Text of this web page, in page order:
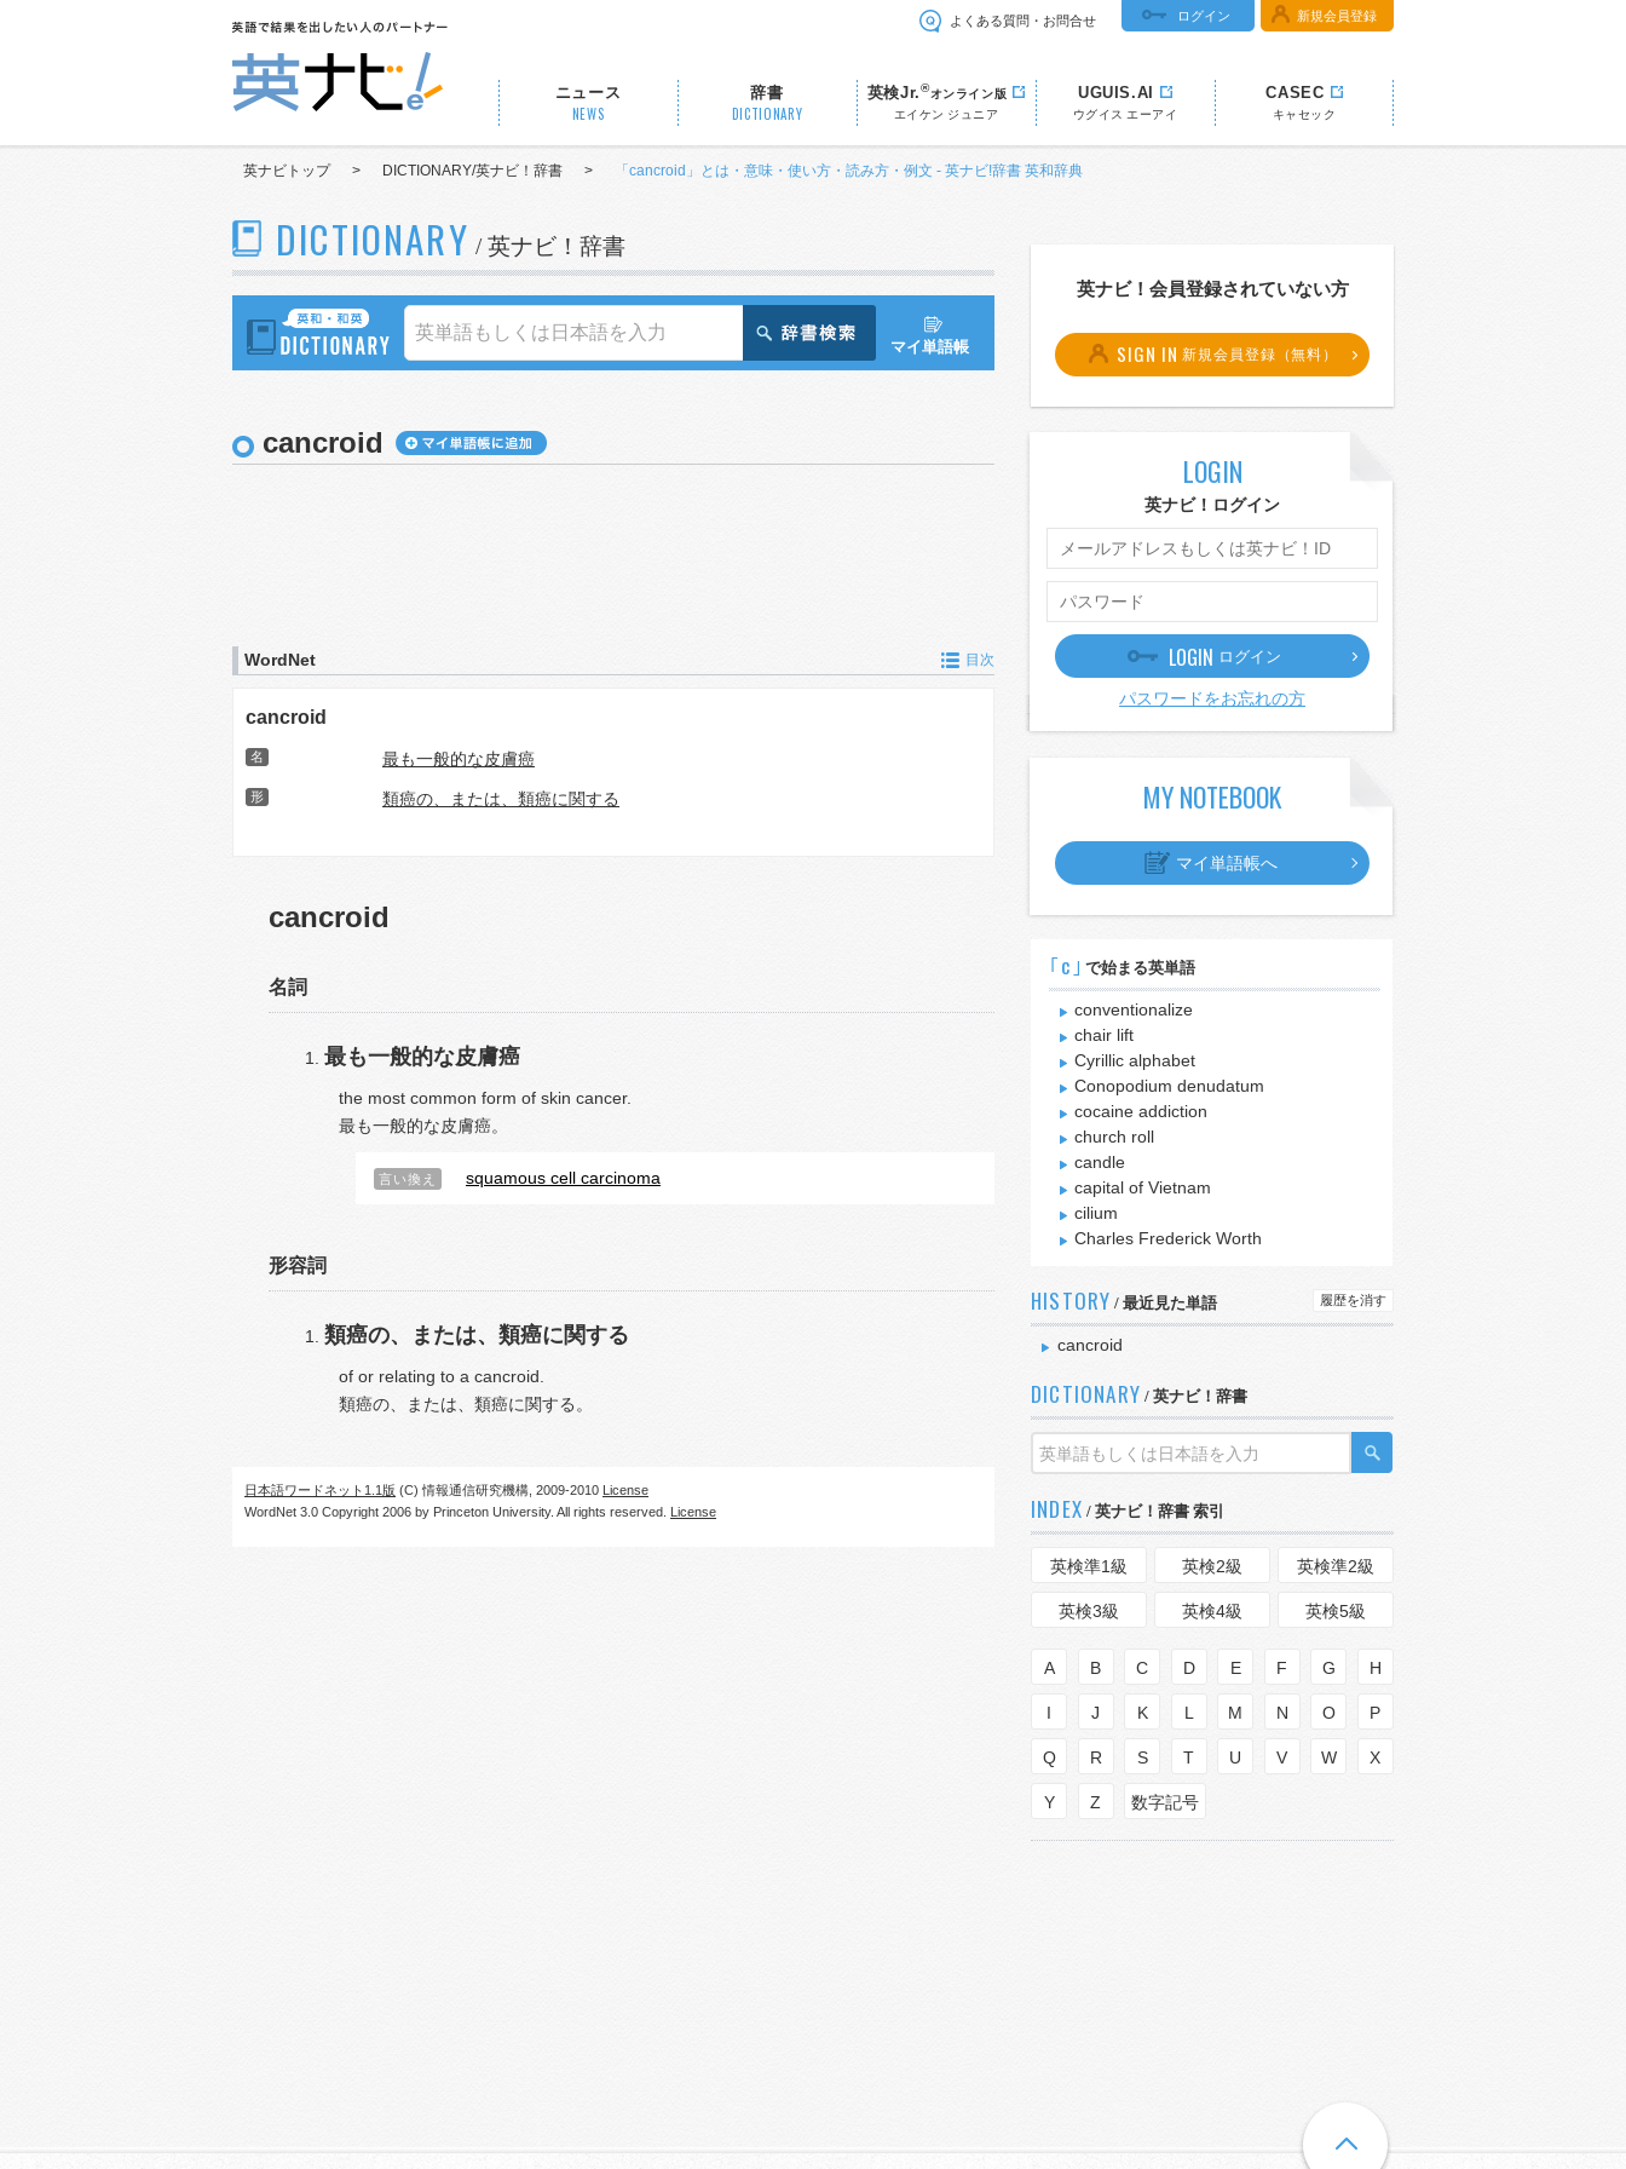
よくある質問・お問合せ ログイン 新規会員登録
ニュース
NEWS
辞書
DICTIONARY
英検Jr.®オンライン版
エイケン ジュニア
UGUIS.AI
ウグイス エーアイ
CASEC
キャセック
英ナビトップ > DICTIONARY/英ナビ！辞書 > 「cancroid」とは・意味・使い方・読み方・例文 - 英ナビ!辞書 英和辞典
DICTIONARY / 英ナビ！辞書
マイ単語帳
cancroid
WordNet 目次
cancroid
名 最も一般的な皮膚癌
形 類癌の、または、類癌に関する
cancroid
名詞
最も一般的な皮膚癌
the most common form of skin cancer.
最も一般的な皮膚癌。
言い換え squamous cell carcinoma
形容詞
類癌の、または、類癌に関する
of or relating to a cancroid.
類癌の、または、類癌に関する。
日本語ワードネット1.1版 (C) 情報通信研究機構, 2009-2010 License
WordNet 3.0 Copyright 2006 by Princeton University. All rights reserved. License
英ナビ！会員登録されていない方
SIGN IN 新規会員登録（無料）
LOGIN
英ナビ！ログイン
LOGIN ログイン
パスワードをお忘れの方
MY NOTEBOOK
マイ単語帳へ
｢c｣ で始まる英単語
conventionalize
chair lift
Cyrillic alphabet
Conopodium denudatum
cocaine addiction
church roll
candle
capital of Vietnam
cilium
Charles Frederick Worth
HISTORY / 最近見た単語 履歴を消す
cancroid
DICTIONARY / 英ナビ！辞書
INDEX / 英ナビ！辞書 索引
英検準1級 英検2級 英検準2級
英検3級 英検4級 英検5級
A B C D E F G H
I J K L M N O P
Q R S T U V W X
Y Z 数字記号